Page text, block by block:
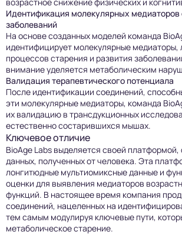
возрастное снижение физических и
Идентификация молекулярных медиаторов
заболеваний
На основе созданных моделей команда
идентифицирует молекулярные
процессов старения и развития
внимание уделяется метаболическим
Валидация терапевтического потенциала
После идентификации соединений,
эти молекулярные медиаторы, команда
их валидацию в трансдукционных
естественно состарившихся мышах.
Ключевое отличие
BioAge Labs выделяется своей платформой,
данных, полученных от человека. Эта
лонгитюдные мультиомиксные данные и
оценки для выявления медиаторов
функций. В настоящее время компания
соединений, нацеленных на
тем самым модулируя ключевые пути,
метаболическое старение.